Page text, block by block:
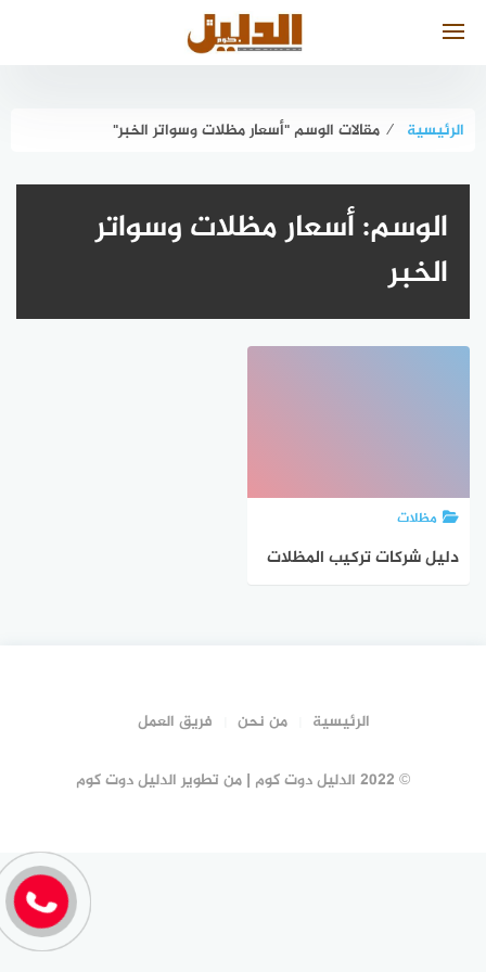
الرئيسية ⁄ مقالات الوسم "أسعار مظلات وسواتر الخبر"
الوسم:أسعار مظلات وسواتر
الخبر
مظلات
دليل شركات تركيب المظلات
الرئيسية من نحن فريق العمل
© 2022 الدليل دوت كوم | من تطوير الدليل دوت كوم